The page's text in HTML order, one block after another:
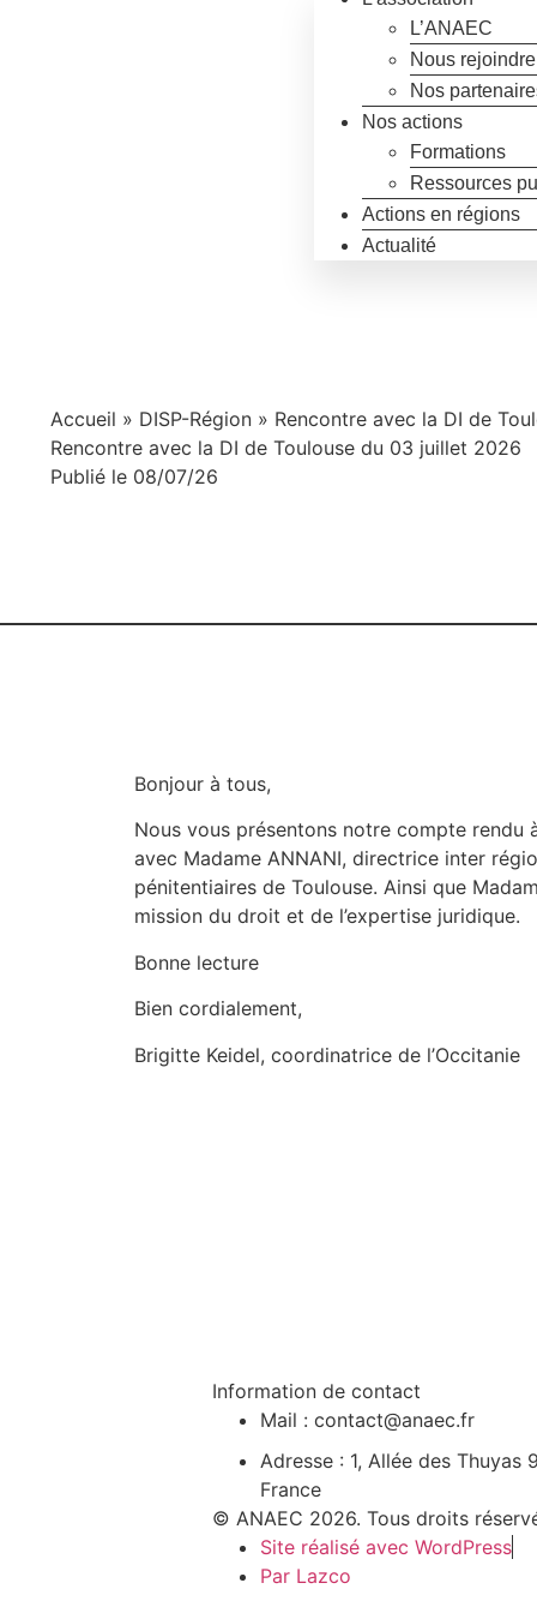
L’ANAEC
Nous rejoindre
Nos
Nos actions
Formations
Ressources
Actions en régions
Actualité
Accueil » DISP-Région » Rencontre avec la DI de
Rencontre avec la DI de Toulouse du 03 juillet 2026
Publié le 08/07/26
Bonjour à tous,
Nous vous présentons notre compte rendu
avec Madame ANNANI, directrice inter
pénitentiaires de Toulouse. Ainsi que
mission du droit et de l’expertise juridique.
Bonne lecture
Bien cordialement,
Brigitte Keidel, coordinatrice de l’Occitanie
Information de contact
Mail : contact@anaec.fr
Adresse : 1, Allée des Thuyas
France
© ANAEC 2026. Tous droits
Site réalisé avec WordPress
Par Lazco